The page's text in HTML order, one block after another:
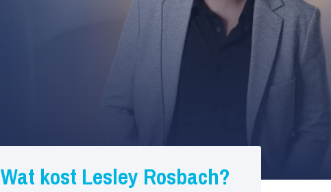
Wat kost Lesley Rosbach?